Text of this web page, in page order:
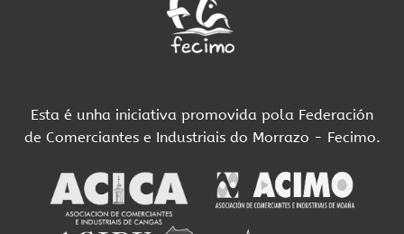
Esta é unha iniciativa promovida pola Federación
de Comerciantes e Industriais do Morrazo - Fecimo.